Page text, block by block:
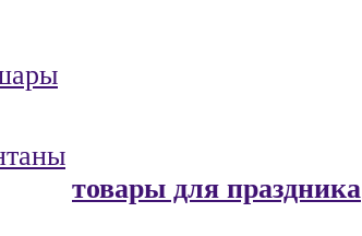
товары для праздника